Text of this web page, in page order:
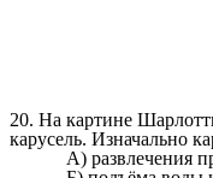
20. На картине
карусель. Изначально
А) развлечения